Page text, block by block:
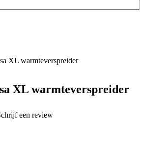
XL warmteverspreider
XL warmteverspreider
een review